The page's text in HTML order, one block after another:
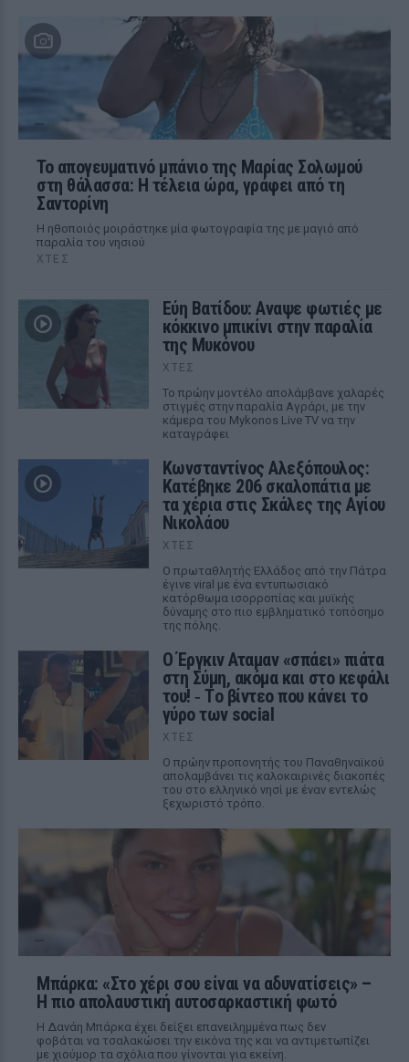
Το απογευματινό μπάνιο της Μαρίας Σολωμού
στη θάλασσα: Η τέλεια ώρα, γράφει από τη
Σαντορίνη
Η ηθοποιός μοιράστηκε μία φωτογραφία της με μαγιό από
παραλία του νησιού
ΧΤΕΣ
Εύη Βατίδου: Αναψε φωτιές με
κόκκινο μπικίνι στην παραλία
της Μυκόνου
ΧΤΕΣ
Το πρώην μοντέλο απολάμβανε χαλαρές
στιγμές στην παραλία Αγράρι, με την
κάμερα του Mykonos Live TV να την
καταγράφει
Κωνσταντίνος Αλεξόπουλος:
Κατέβηκε 206 σκαλοπάτια με
τα χέρια στις Σκάλες της Αγίου
Νικολάου
ΧΤΕΣ
Ο πρωταθλητής Ελλάδος από την Πάτρα
έγινε viral με ένα εντυπωσιακό
κατόρθωμα ισορροπίας και μυϊκής
δύναμης στο πιο εμβληματικό τοπόσημο
της πόλης.
Ο Έργκιν Αταμαν «σπάει» πιάτα
στη Σύμη, ακόμα και στο κεφάλι
του! ‑ Tο βίντεο που κάνει το
γύρο των social
ΧΤΕΣ
Ο πρώην προπονητής του Παναθηναϊκού
απολαμβάνει τις καλοκαιρινές διακοπές
του στο ελληνικό νησί με έναν εντελώς
ξεχωριστό τρόπο.
Μπάρκα: «Στο χέρι σου είναι να αδυνατίσεις» –
Η πιο απολαυστική αυτοσαρκαστική φωτό
Η Δανάη Μπάρκα έχει δείξει επανειλημμένα πως δεν
φοβάται να τσαλακώσει την εικόνα της και να αντιμετωπίζει
με χιούμορ τα σχόλια που γίνονται για εκείνη.